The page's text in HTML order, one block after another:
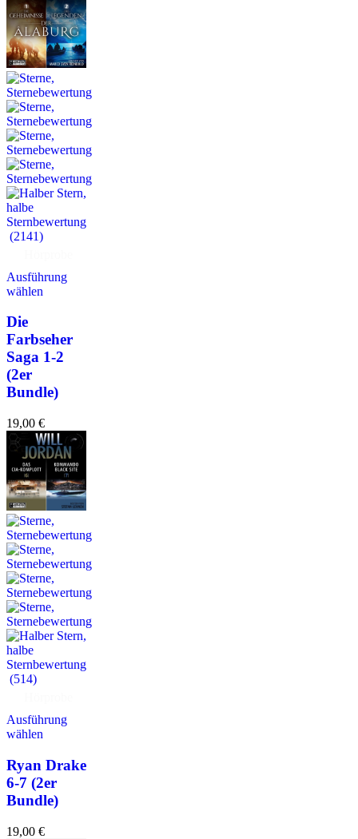
(2141)
Ausführung
wählen
Die
Farbseher
Saga 1-2
(2er
Bundle)
19,00 €
(514)
Ausführung
wählen
Ryan Drake
6-7 (2er
Bundle)
19,00 €